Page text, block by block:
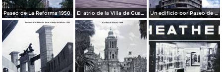
Paseo de La Reforma 1950. El atrio de la Villa de Guadalupe 1950. Un edificio por Paseo de La Reforma 1950